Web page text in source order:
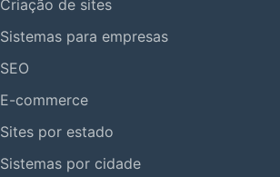
Criação de sites
Sistemas para empresas
SEO
E-commerce
Sites por estado
Sistemas por cidade